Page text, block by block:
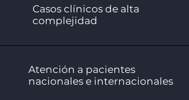
Casos clínicos de alta
complejidad
Atención a pacientes
nacionales e internacionales